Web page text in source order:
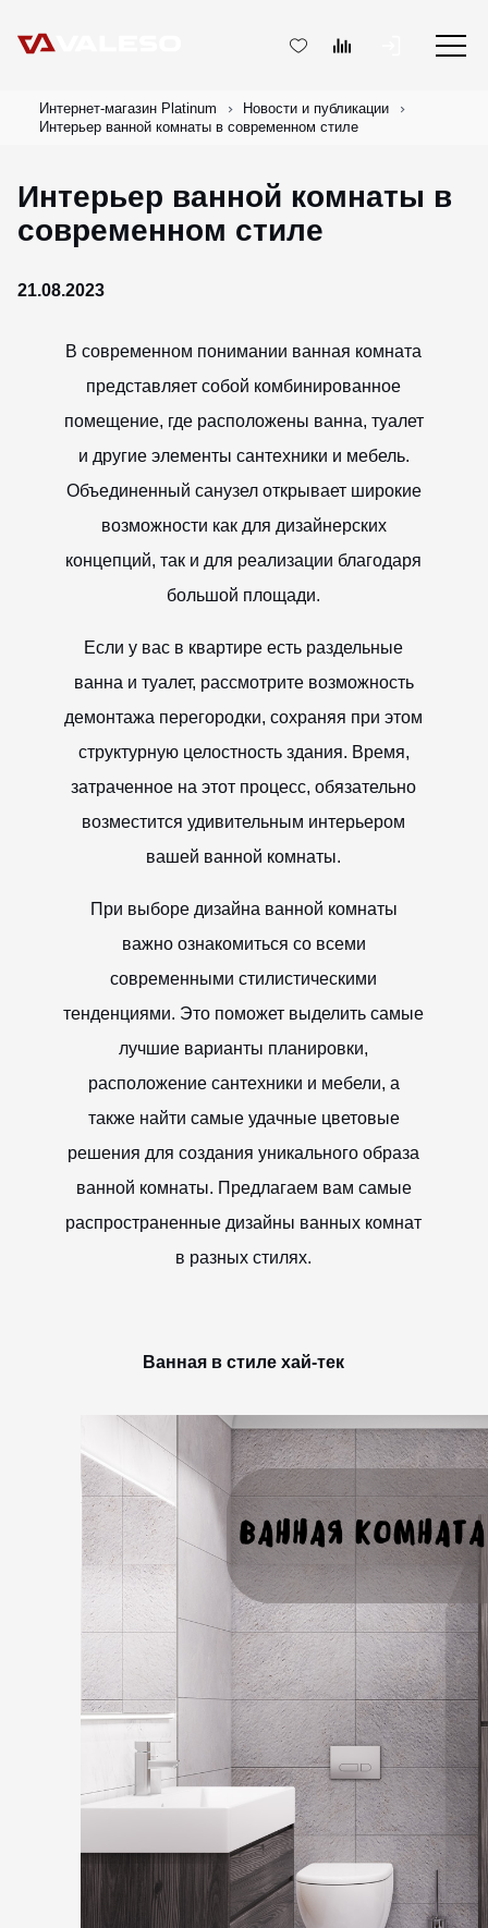
Интернет-магазин Platinum
Новости и публикации
Интерьер ванной комнаты в современном стиле
Интерьер ванной комнаты в
современном стиле
21.08.2023
В современном понимании ванная комната
представляет собой комбинированное
помещение, где расположены ванна, туалет
и другие элементы сантехники и мебель.
Объединенный санузел открывает широкие
возможности как для дизайнерских
концепций, так и для реализации благодаря
большой площади.
Если у вас в квартире есть раздельные
ванна и туалет, рассмотрите возможность
демонтажа перегородки, сохраняя при этом
структурную целостность здания. Время,
затраченное на этот процесс, обязательно
возместится удивительным интерьером
вашей ванной комнаты.
При выборе дизайна ванной комнаты
важно ознакомиться со всеми
современными стилистическими
тенденциями. Это поможет выделить самые
лучшие варианты планировки,
расположение сантехники и мебели, а
также найти самые удачные цветовые
решения для создания уникального образа
ванной комнаты. Предлагаем вам самые
распространенные дизайны ванных комнат
в разных стилях.
Ванная в стиле хай-тек